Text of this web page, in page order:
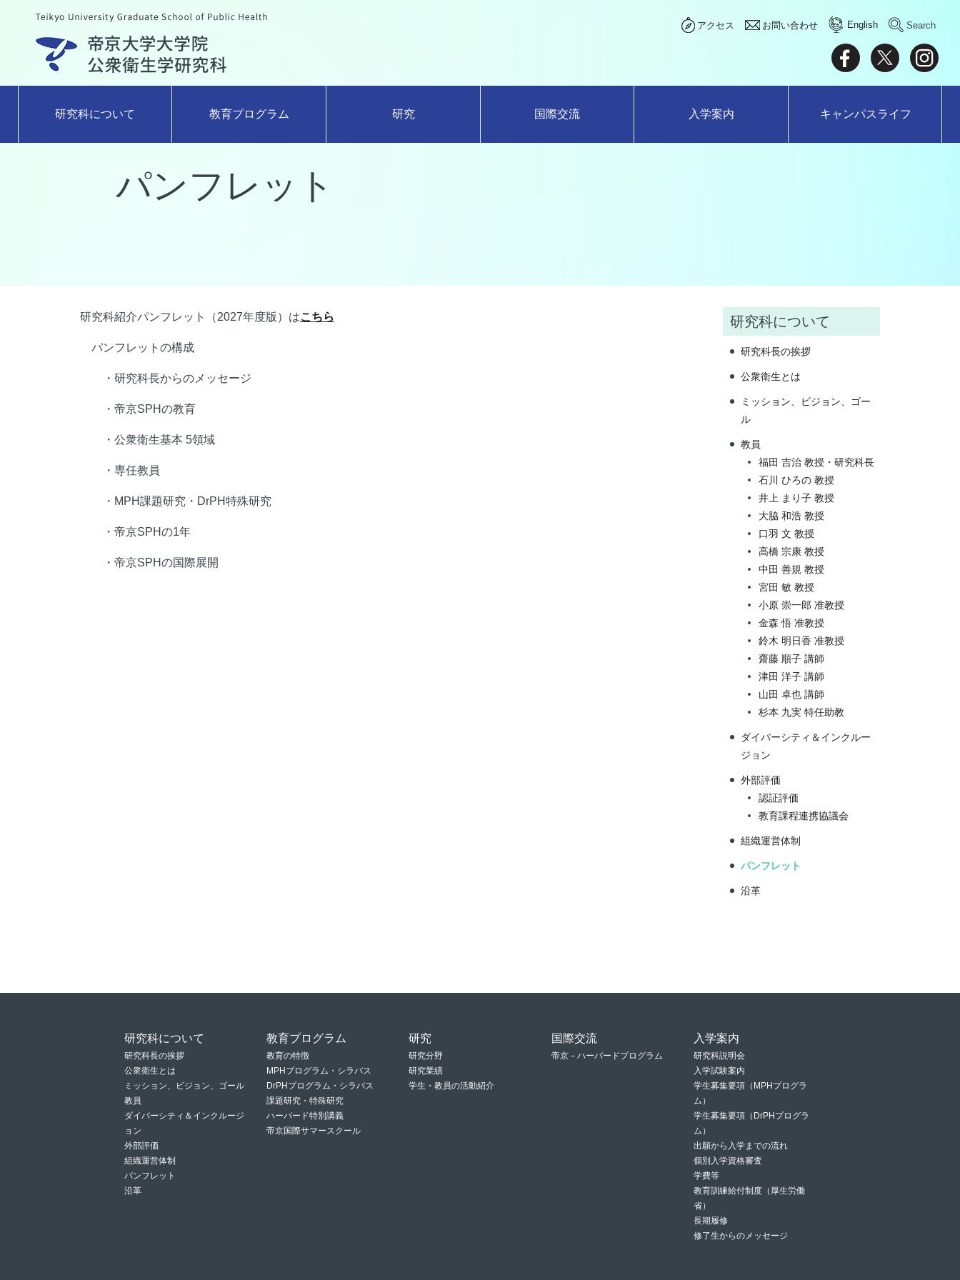
アクセス お問い合わせ English
研究科について 教育プログラム 研究 国際交流 入学案内 キャンパスライフ
パンフレット
研究科紹介パンフレット（2027年度版）はこちら
パンフレットの構成
・研究科長からのメッセージ
・帝京SPHの教育
・公衆衛生基本 5領域
・専任教員
・MPH課題研究・DrPH特殊研究
・帝京SPHの1年
・帝京SPHの国際展開
研究科について
研究科長の挨拶
公衆衛生とは
ミッション、ビジョン、ゴー
ル
教員
福田 吉治 教授・研究科長
石川 ひろの 教授
井上 まり子 教授
大脇 和浩 教授
口羽 文 教授
高橋 宗康 教授
中田 善規 教授
宮田 敏 教授
小原 崇一郎 准教授
金森 悟 准教授
鈴木 明日香 准教授
齋藤 順子 講師
津田 洋子 講師
山田 卓也 講師
杉本 九実 特任助教
ダイバーシティ＆インクルー
ジョン
外部評価
認証評価
教育課程連携協議会
組織運営体制
パンフレット
沿革
研究科について
研究科長の挨拶
公衆衛生とは
ミッション、ビジョン、ゴール
教員
ダイバーシティ＆インクルージ
ョン
外部評価
組織運営体制
パンフレット
沿革
教育プログラム
教育の特徴
MPHプログラム・シラバス
DrPHプログラム・シラバス
課題研究・特殊研究
ハーバード特別講義
帝京国際サマースクール
研究
研究分野
研究業績
学生・教員の活動紹介
国際交流
帝京－ハーバードプログラム
入学案内
研究科説明会
入学試験案内
学生募集要項（MPHプログラ
ム）
学生募集要項（DrPHプログラ
ム）
出願から入学までの流れ
個別入学資格審査
学費等
教育訓練給付制度（厚生労働
省）
長期履修
修了生からのメッセージ